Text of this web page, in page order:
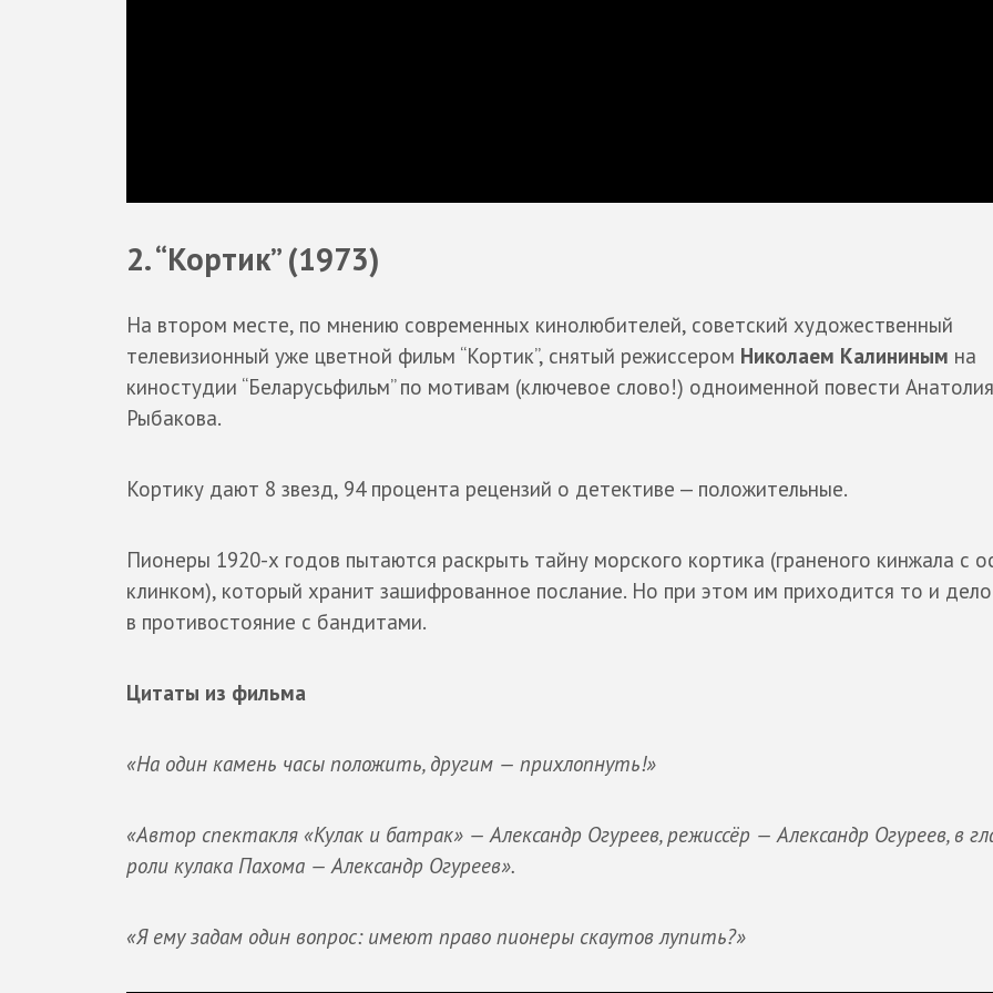
2. “Кортик” (1973)
На втором месте, по мнению современных кинолюбителей, советский художественный
телевизионный уже цветной фильм “Кортик”, снятый режиссером Николаем Калининым на
киностудии “Беларусьфильм” по мотивам (ключевое слово!) одноименной повести Анатолия
Рыбакова.
Кортику дают 8 звезд, 94 процента рецензий о детективе — положительные.
Пионеры 1920-х годов пытаются раскрыть тайну морского кортика (граненого кинжала с
клинком), который хранит зашифрованное послание. Но при этом им приходится то и дело
в противостояние с бандитами.
Цитаты из фильма
«На один камень часы положить, другим — прихлопнуть!»
«Автор спектакля «Кулак и батрак» — Александр Огуреев, режиссёр — Александр Огуреев, в
роли кулака Пахома — Александр Огуреев».
«Я ему задам один вопрос: имеют право пионеры скаутов лупить?»